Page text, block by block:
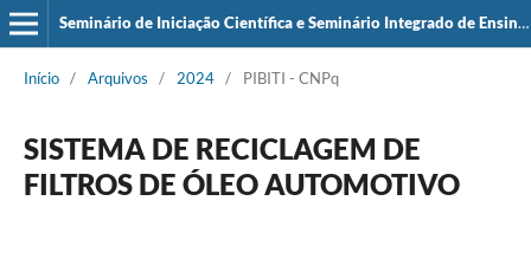
Seminário de Iniciação Científica e Seminário Integrado de Ensino, Pesquisa e Extensão (SIEPE)
Início / Arquivos / 2024 / PIBITI - CNPq
SISTEMA DE RECICLAGEM DE
FILTROS DE ÓLEO AUTOMOTIVO